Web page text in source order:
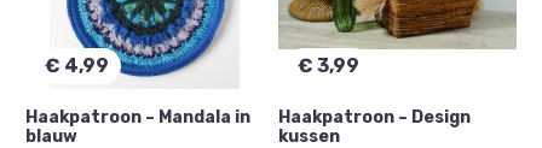
€ 4,99
Haakpatroon – Mandala in
blauw
€ 3,99
Haakpatroon – Design
kussen